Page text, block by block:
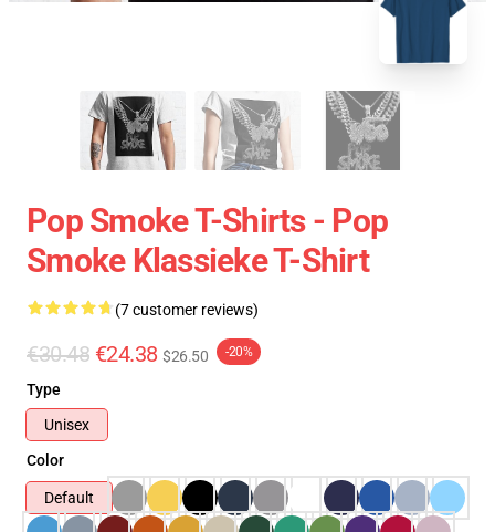
Pop Smoke T-Shirts - Pop
Smoke Klassieke T-Shirt
(7 customer reviews)
€30.48 €24.38 $26.50 -20%
Type
Unisex
Color
Default